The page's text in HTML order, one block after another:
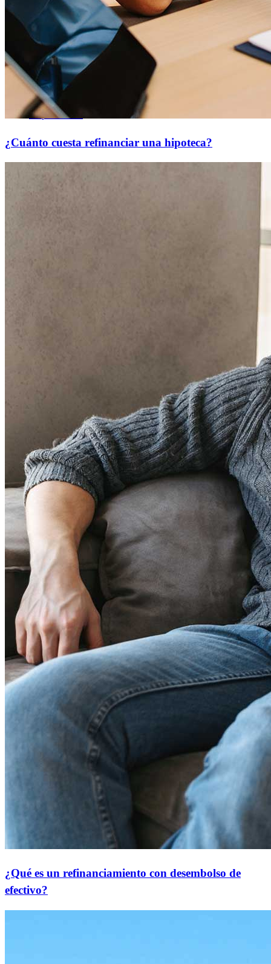
¿Cuánto cuesta refinanciar una hipoteca?
¿Qué es un refinanciamiento con desembolso de
efectivo?
Copyright © 2026 CrossCountry Mortgage, LLC. Todos los
derechos reservados
Mapa del sitio